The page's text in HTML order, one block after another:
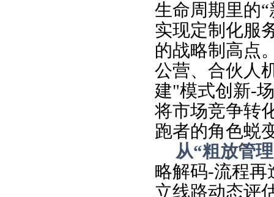
生命周期里的
实现定制化服
的战略制高点
公营、合伙人
建"模式创新-
将市场竞争转
跑者的角色蜕
从“粗放管
略解码-流程再
立线路动态评